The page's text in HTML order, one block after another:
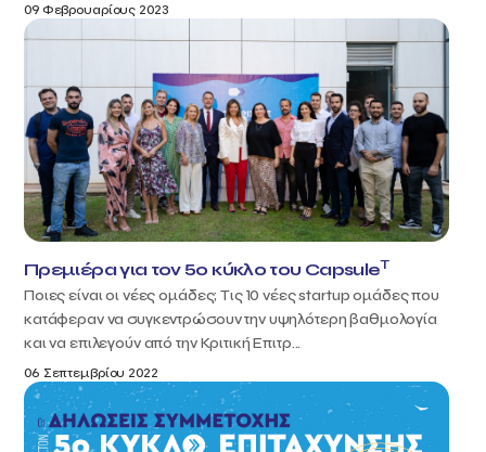
09 Φεβρουαρίους 2023
Πρεμιέρα για τον 5ο κύκλο του CapsuleT
Ποιες είναι οι νέες ομάδες; Τις 10 νέες startup ομάδες που
κατάφεραν να συγκεντρώσουν την υψηλότερη βαθμολογία
και να επιλεγούν από την Κριτική Επιτρ...
06 Σεπτεμβρίου 2022